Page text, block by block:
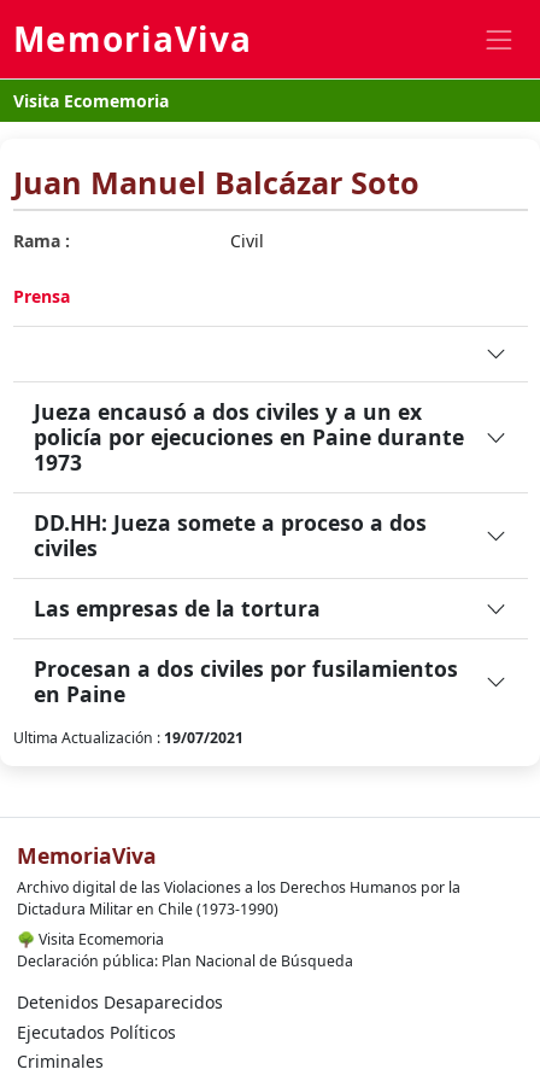
MemoriaViva
Visita Ecomemoria
Juan Manuel Balcázar Soto
Rama : Civil
Prensa
Jueza encausó a dos civiles y a un ex
policía por ejecuciones en Paine durante
1973
DD.HH: Jueza somete a proceso a dos
civiles
Las empresas de la tortura
Procesan a dos civiles por fusilamientos
en Paine
Ultima Actualización : 19/07/2021
MemoriaViva
Archivo digital de las Violaciones a los Derechos Humanos por la
Dictadura Militar en Chile (1973-1990)
🌳 Visita Ecomemoria
Declaración pública: Plan Nacional de Búsqueda
Detenidos Desaparecidos
Ejecutados Políticos
Criminales